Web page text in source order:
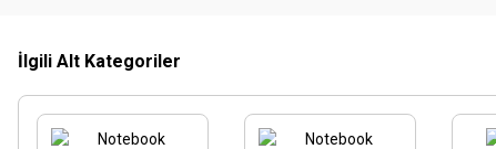
İlgili Alt Kategoriler